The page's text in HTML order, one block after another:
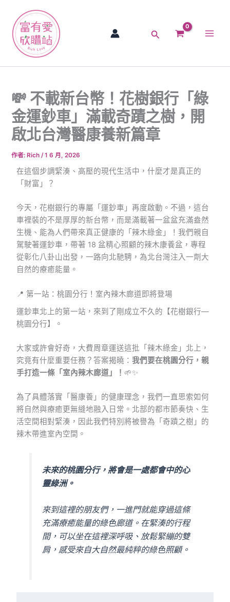
容
搜
💸 不載新台幣！花樹銀行「綠
金運鈔車」滿載奇蹟之樹，開
啟北台灣醫康養新篇章
作者: Rich/1 6 月, 2026
在這個步調緊湊、高壓的現代生活中，什麼才是真正的
「財富」？
今天，花樹銀行的專屬「運鈔車」再度啟動。不過，這台
車裡裝的不是厚厚的新台幣，而是滿載著一盆盆充滿盎然
生機、能為人們帶來真正健康的「辣木綠金」！我們親自
駕駛著運鈔車，帶著 18 盆精心照顧的辣木康養盆，專程
從彰化八卦山出發，一路向北馳騁，為北台灣注入一劑大
自然的療癒能量。
📍 第一站：桃園分行！室內辣木廊道即將登場
運鈔車北上的第一站，來到了剛成立不久的【花樹銀行—
桃園分行】。
大家或許會好奇，大費周章運送這批「辣木綠金」北上，
究竟有什麼重要任務？答案揭曉：我們要在桃園分行，親
手打造一條「室內辣木廊道」！ 🌱✨
為了具體落實「醫康養」的健康理念，我們一直思索如何
將自然與療癒更無縫地融入日常。北部的都市節奏快、生
活空間相對緊湊，因此我們特別將被譽為「奇蹟之樹」的
辣木帶進室內空間。
未來的桃園分行，將會是一處都會中的心
靈綠洲。
來到這裡的朋友們，一進門就能穿過這條
充滿療癒能量的綠色廊道。在緊湊的行程
間，可以坐在這裡深呼吸、放鬆緊繃的雙
肩，感受來自大自然最純粹的綠色照顧。